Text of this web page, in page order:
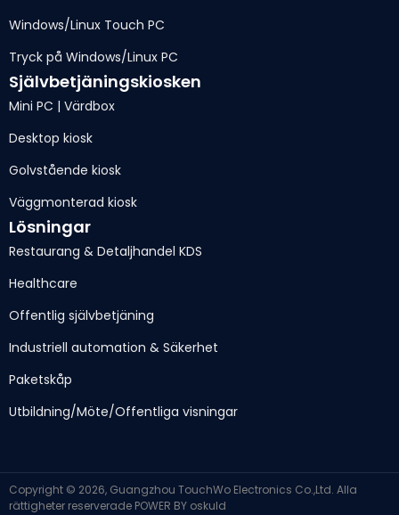
Windows/Linux Touch PC
Tryck på Windows/Linux PC
Självbetjäningskiosken
Mini PC | Värdbox
Desktop kiosk
Golvstående kiosk
Väggmonterad kiosk
Lösningar
Restaurang & Detaljhandel KDS
Healthcare
Offentlig självbetjäning
Industriell automation & Säkerhet
Paketskåp
Utbildning/Möte/Offentliga visningar
Copyright © 2026, Guangzhou TouchWo Electronics Co.,Ltd. Alla
rättigheter reserverade POWER BY oskuld